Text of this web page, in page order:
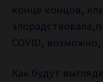
конце концов,
COVID,
Как будут